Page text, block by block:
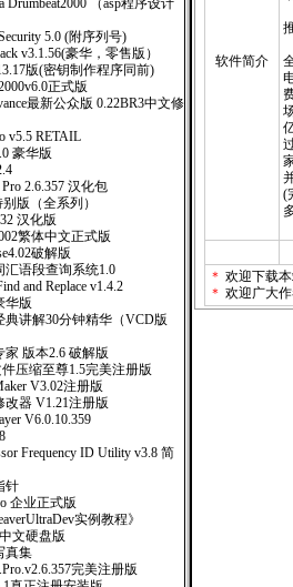
Drumbeat2000 （asp程序设计
5.0 (附序列号)
v3.1.56(豪华，零售版）
版(密钥制作程序同前)
正式版
最新公众版 0.22BR3中文修
v5.5 RETAIL
豪华版
2.6.357 汉化包
版（全系列）
汉化版
繁体中文正式版
破解版
汇语段查询系统1.0
and Replace v1.4.2
华版
典讲解30分钟精华（VCD版
家 版本2.6 破解版
件压缩至尊1.5完美注册版
V3.02注册版
改器 V1.21注册版
V6.0.10.359
Frequency ID Utility v3.8 简
针
企业正式版
实例教程》
文硬盘版
真集
完美注册版
软件简介
(
＊ 欢迎下载
＊ 欢迎广大